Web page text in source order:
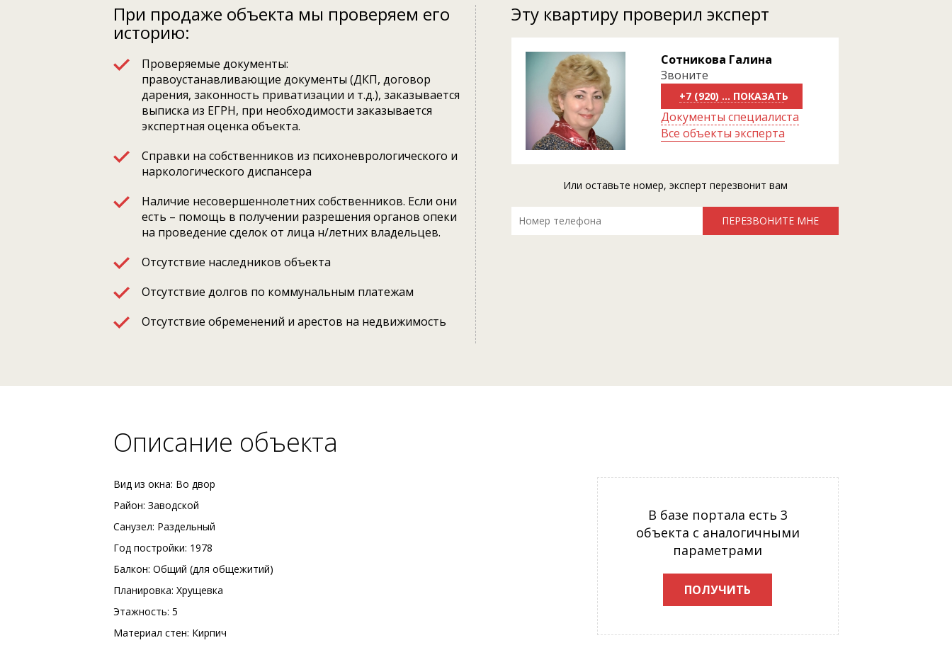
При продаже объекта мы проверяем его
историю:
Проверяемые документы:
правоустанавливающие документы (ДКП, договор
дарения, законность приватизации и т.д.), заказывается
выписка из ЕГРН, при необходимости заказывается
экспертная оценка объекта.
Справки на собственников из психоневрологического и
наркологического диспансера
Наличие несовершеннолетних собственников. Если они
есть – помощь в получении разрешения органов опеки
на проведение сделок от лица н/летних владельцев.
Отсутствие наследников объекта
Отсутствие долгов по коммунальным платежам
Отсутствие обременений и арестов на недвижимость
Эту квартиру проверил эксперт
Сотникова Галина
Звоните
+7 (920) 818-81-70
Документы специалиста
Все объекты эксперта
Или оставьте номер, эксперт перезвонит вам
Описание объекта
Вид из окна: Во двор
Район: Заводской
Санузел: Раздельный
Год постройки: 1978
Балкон: Общий (для общежитий)
Планировка: Хрущевка
Этажность: 5
Материал стен: Кирпич
В базе портала есть 3
объекта с аналогичными
параметрами
ПОЛУЧИТЬ